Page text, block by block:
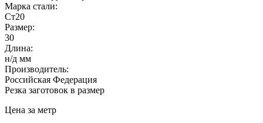
Марка стали:
Ст20
Размер:
30
Длина:
н/д мм
Производитель:
Российская Федерация
Резка заготовок в размер
Цена за метр